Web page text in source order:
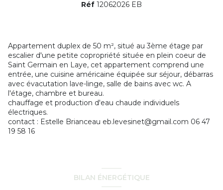
Réf 12062026 EB
Appartement duplex de 50 m², situé au 3ème étage par
escalier d'une petite copropriété située en plein coeur de
Saint Germain en Laye, cet appartement comprend une
entrée, une cuisine américaine équipée sur séjour, débarras
avec évacutation lave-linge, salle de bains avec wc. A
l'étage, chambre et bureau.
chauffage et production d'eau chaude individuels
électriques.
contact : Estelle Brianceau eb.levesinet@gmail.com 06 47
19 58 16
BILAN ÉNERGÉTIQUE